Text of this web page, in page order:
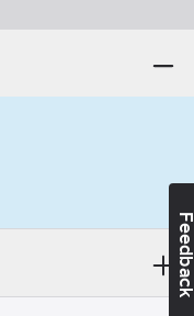
Materialkvalitet:
EN 12195-2
Dimension